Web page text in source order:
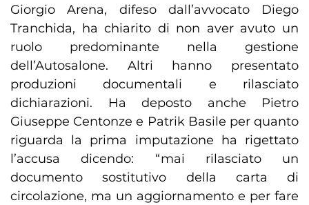
Giorgio Arena, difeso dall’avvocato Diego
Tranchida, ha chiarito di non aver avuto un
ruolo predominante nella gestione
dell’Autosalone. Altri hanno presentato
produzioni documentali e rilasciato
dichiarazioni. Ha deposto anche Pietro
Giuseppe Centonze e Patrik Basile per quanto
riguarda la prima imputazione ha rigettato
l’accusa dicendo: “mai rilasciato un
documento sostitutivo della carta di
circolazione, ma un aggiornamento e per fare